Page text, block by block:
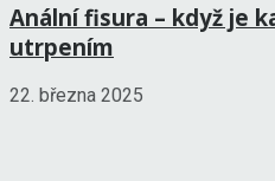
Anální fisura – když je
utrpením
22. března 2025